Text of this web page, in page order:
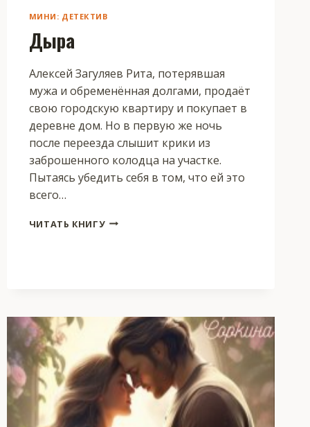
МИНИ: ДЕТЕКТИВ
Дыра
Алексей Загуляев Рита, потерявшая
мужа и обременённая долгами, продаёт
свою городскую квартиру и покупает в
деревне дом. Но в первую же ночь
после переезда слышит крики из
заброшенного колодца на участке.
Пытаясь убедить себя в том, что ей это
всего…
ЧИТАТЬ КНИГУДЫРА